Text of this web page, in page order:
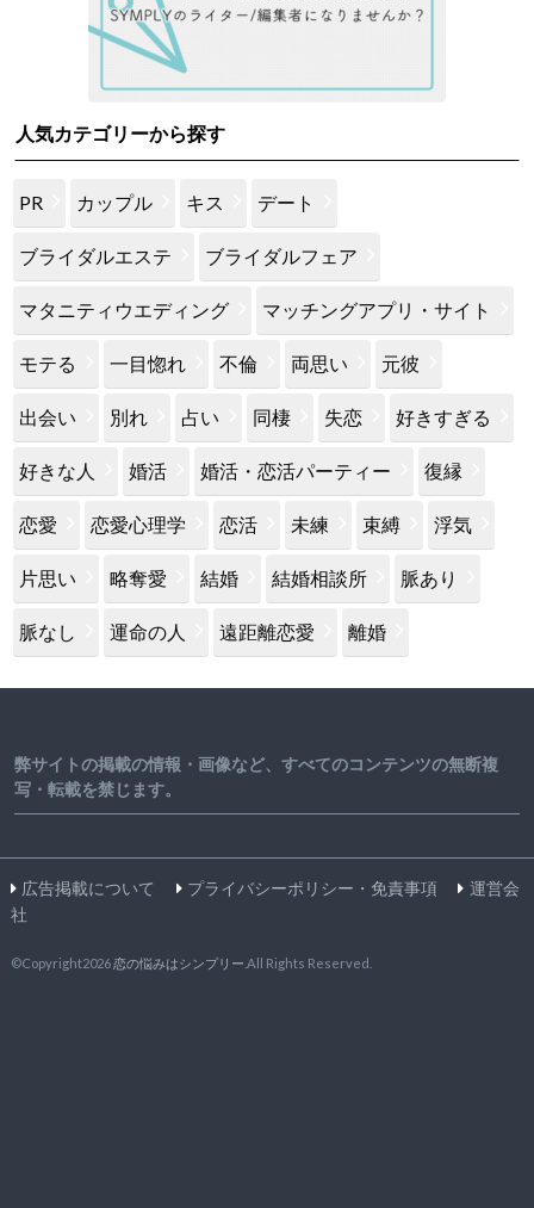
人気カテゴリーから探す
PR カップル キス デート
ブライダルエステ ブライダルフェア
マタニティウエディング マッチングアプリ・サイト
モテる 一目惚れ 不倫 両思い 元彼
出会い 別れ 占い 同棲 失恋 好きすぎる
好きな人 婚活 婚活・恋活パーティー 復縁
恋愛 恋愛心理学 恋活 未練 束縛 浮気
片思い 略奪愛 結婚 結婚相談所 脈あり
脈なし 運命の人 遠距離恋愛 離婚
弊サイトの掲載の情報・画像など、すべてのコンテンツの無断複
写・転載を禁じます。
広告掲載について プライバシーポリシー・免責事項
運営会
社
©Copyright2026恋の悩みはシンプリー .All Rights Reserved.